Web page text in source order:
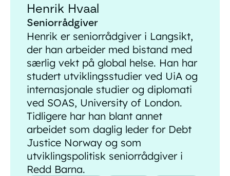
Henrik Hvaal
Seniorrådgiver
Henrik er seniorrådgiver i Langsikt,
der han arbeider med bistand med
særlig vekt på global helse. Han har
studert utviklingsstudier ved UiA og
internasjonale studier og diplomati
ved SOAS, University of London.
Tidligere har han blant annet
arbeidet som daglig leder for Debt
Justice Norway og som
utviklingspolitisk seniorrådgiver i
Redd Barna.